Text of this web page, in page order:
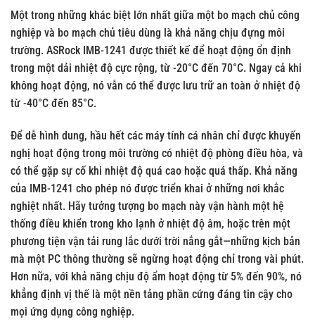
Một trong những khác biệt lớn nhất giữa một bo mạch chủ công
nghiệp và bo mạch chủ tiêu dùng là khả năng chịu đựng môi
trường. ASRock IMB-1241 được thiết kế để hoạt động ổn định
trong một dải nhiệt độ cực rộng, từ -20°C đến 70°C. Ngay cả khi
không hoạt động, nó vẫn có thể được lưu trữ an toàn ở nhiệt độ
từ -40°C đến 85°C.
Để dễ hình dung, hầu hết các máy tính cá nhân chỉ được khuyến
nghị hoạt động trong môi trường có nhiệt độ phòng điều hòa, và
có thể gặp sự cố khi nhiệt độ quá cao hoặc quá thấp. Khả năng
của IMB-1241 cho phép nó được triển khai ở những nơi khắc
nghiệt nhất. Hãy tưởng tượng bo mạch này vận hành một hệ
thống điều khiển trong kho lạnh ở nhiệt độ âm, hoặc trên một
phương tiện vận tải rung lắc dưới trời nắng gắt—những kịch bản
mà một PC thông thường sẽ ngừng hoạt động chỉ trong vài phút.
Hơn nữa, với khả năng chịu độ ẩm hoạt động từ 5% đến 90%, nó
khẳng định vị thế là một nền tảng phần cứng đáng tin cậy cho
mọi ứng dụng công nghiệp.